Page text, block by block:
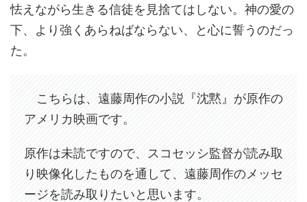
怯えながら生きる信徒を見捨てはしない。神の愛の
下、より強くあらねばならない、と心に誓うのだっ
た。
こちらは、遠藤周作の小説『沈黙』が原作の
アメリカ映画です。
原作は未読ですので、スコセッシ監督が読み取
り映像化したものを通して、遠藤周作のメッセ
ージを読み取りたいと思います。